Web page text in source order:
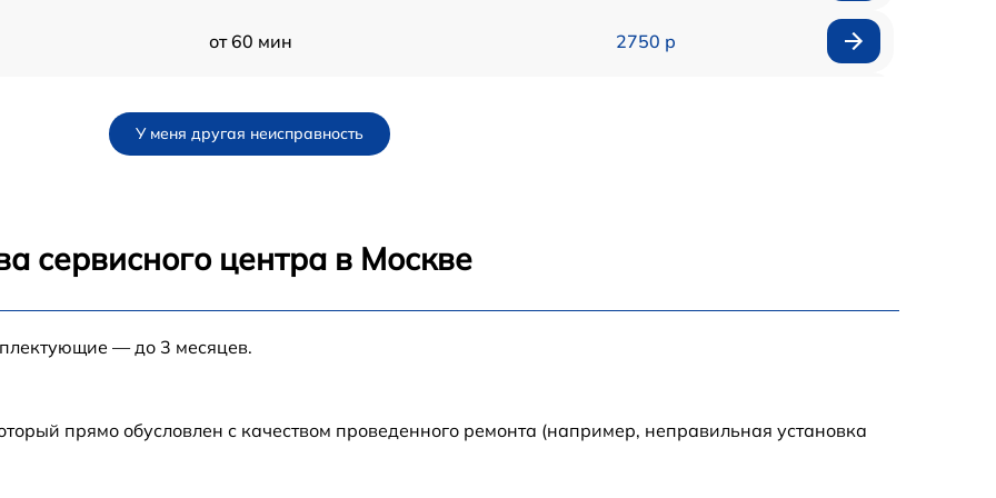
от 60 мин 2750 р
от 60 мин
У меня другая неисправность
сервисного центра в Москве
— до 3 месяцев.
прямо обусловлен с качеством проведенного ремонта (например, неправильная установка